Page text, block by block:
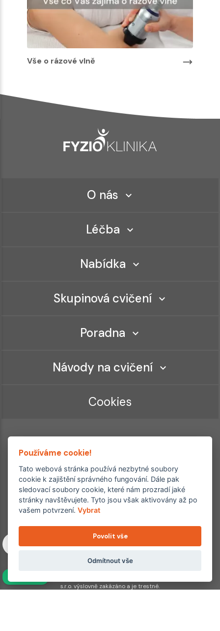
Vše o rázové vlně
O nás
Léčba
Nabídka
Skupinová cvičení
Poradna
Návody na cvičení
Cookies
Ordinace roku
Rehabilitační ordinace
2. místo – 2017/2019
Copyright © 2011–2026 FYZIOklinika s.r.o.
Machkova 1642/2, Praha 4, Jižní Město – Chodov
Všechna práva vyhrazena. Jakékoliv užití obsahu či jeho částí
s.r.o. výslovně zakázáno a je trestné.
Používáme cookie!
Tato webová stránka používá nezbytné soubory
cookie k zajištění správného fungování. Dále pak
sledovací soubory cookie, které nám prozradí jaké
stránky navštěvujete. Tyto jsou však aktivovány až po
vašem potvrzení.Vybrat
Povolit vše
Odmítnout vše